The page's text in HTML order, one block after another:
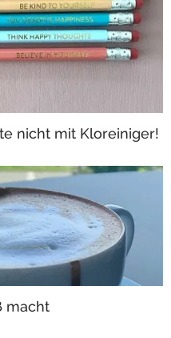
nicht mit Kloreiniger!
macht